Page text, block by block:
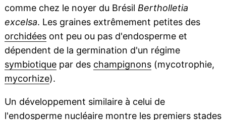
comme chez le noyer du Brésil Bertholletia
excelsa. Les graines extrêmement petites des
orchidéesont peu ou pas d'endosperme et
dépendent de la germination d'un régime
symbiotiquepar des champignons(mycotrophie,
mycorhize).
Un développement similaire à celui de
l'endosperme nucléaire montre les premiers stades